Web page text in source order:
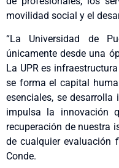
movilidad social y el
“La Universidad de
únicamente desde una
La UPR es
se forma el capital
esenciales, se
impulsa la innovación
recuperación de nuestra
de cualquier evaluación
Conde.